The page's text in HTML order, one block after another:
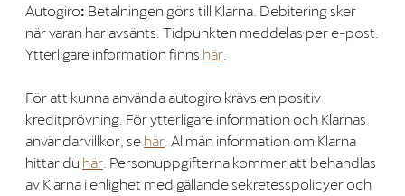
Autogiro: Betalningen görs till Klarna. Debitering sker
när varan har avsänts. Tidpunkten meddelas per e-post.
Ytterligare information finns här
För att kunna använda autogiro krävs en positiv
kreditprövning. För ytterligare information och Klarnas
användarvillkor, se här . Allmän information om Klarna
hittar du här . Personuppgifterna kommer att behandlas
av Klarna i enlighet med gällande sekretesspolicyer och